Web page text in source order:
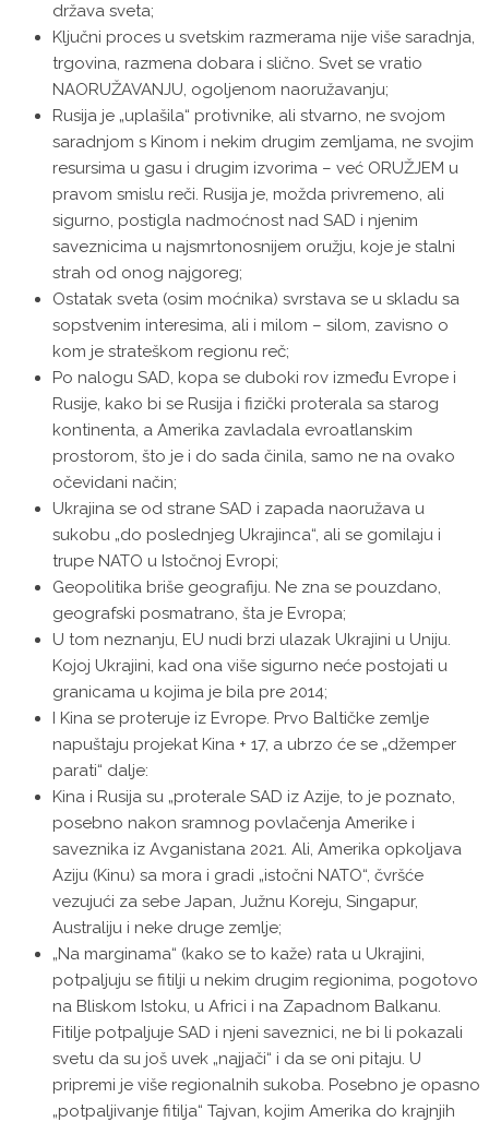
država sveta;
Ključni proces u svetskim razmerama nije više saradnja,
trgovina, razmena dobara i slično. Svet se vratio
NAORUŽAVANJU, ogoljenom naoružavanju;
Rusija je „uplašila“ protivnike, ali stvarno, ne svojom
saradnjom s Kinom i nekim drugim zemljama, ne svojim
resursima u gasu i drugim izvorima – već ORUŽJEM u
pravom smislu reči. Rusija je, možda privremeno, ali
sigurno, postigla nadmoćnost nad SAD i njenim
saveznicima u najsmrtonosnijem oružju, koje je stalni
strah od onog najgoreg;
Ostatak sveta (osim moćnika) svrstava se u skladu sa
sopstvenim interesima, ali i milom – silom, zavisno o
kom je strateškom regionu reč;
Po nalogu SAD, kopa se duboki rov između Evrope i
Rusije, kako bi se Rusija i fizički proterala sa starog
kontinenta, a Amerika zavladala evroatlanskim
prostorom, što je i do sada činila, samo ne na ovako
očevidani način;
Ukrajina se od strane SAD i zapada naoružava u
sukobu „do poslednjeg Ukrajinca“, ali se gomilaju i
trupe NATO u Istočnoj Evropi;
Geopolitika briše geografiju. Ne zna se pouzdano,
geografski posmatrano, šta je Evropa;
U tom neznanju, EU nudi brzi ulazak Ukrajini u Uniju.
Kojoj Ukrajini, kad ona više sigurno neće postojati u
granicama u kojima je bila pre 2014;
I Kina se proteruje iz Evrope. Prvo Baltičke zemlje
napuštaju projekat Kina + 17, a ubrzo će se „džemper
parati“ dalje:
Kina i Rusija su „proterale SAD iz Azije, to je poznato,
posebno nakon sramnog povlačenja Amerike i
saveznika iz Avganistana 2021. Ali, Amerika opkoljava
Aziju (Kinu) sa mora i gradi „istočni NATO“, čvršće
vezujući za sebe Japan, Južnu Koreju, Singapur,
Australiju i neke druge zemlje;
„Na marginama“ (kako se to kaže) rata u Ukrajini,
potpaljuju se fitilji u nekim drugim regionima, pogotovo
na Bliskom Istoku, u Africi i na Zapadnom Balkanu.
Fitilje potpaljuje SAD i njeni saveznici, ne bi li pokazali
svetu da su još uvek „najjači“ i da se oni pitaju. U
pripremi je više regionalnih sukoba. Posebno je opasno
„potpaljivanje fitilja“ Tajvan, kojim Amerika do krajnjih